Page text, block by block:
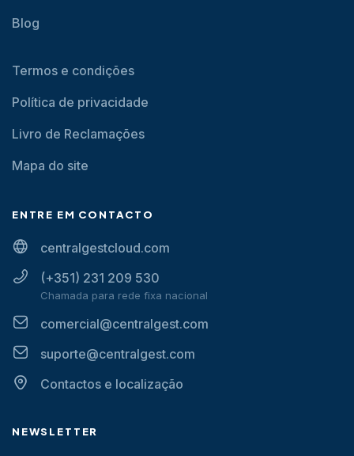
Blog
Termos e condições
Política de privacidade
Livro de Reclamações
Mapa do site
ENTRE EM CONTACTO
centralgestcloud.com
(+351) 231 209 530
Chamada para rede fixa nacional
comercial@centralgest.com
suporte@centralgest.com
Contactos e localização
NEWSLETTER